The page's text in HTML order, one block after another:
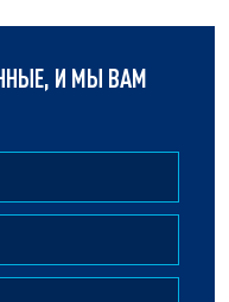
И МЫ ВАМ